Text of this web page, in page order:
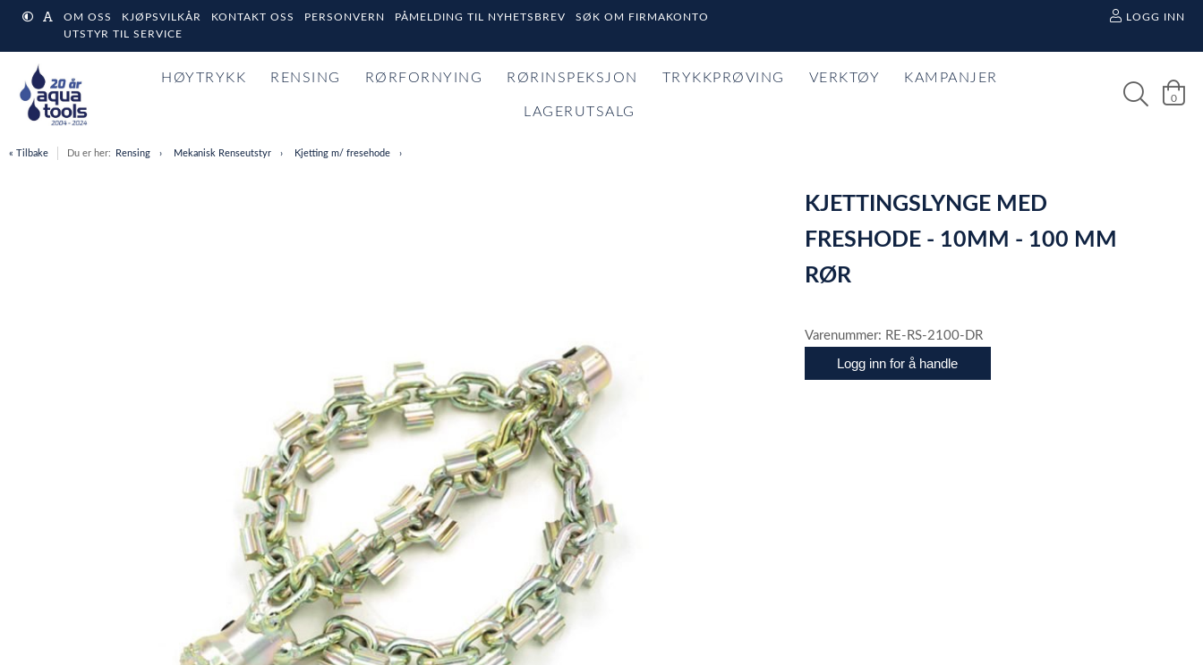
OM OSS KJØPSVILKÅR KONTAKT OSS PERSONVERN PÅMELDING TIL NYHETSBREV
SØK OM FIRMAKONTO
UTSTYR TIL SERVICE
LOGG INN
HØYTRYKK RENSING RØRFORNYING RØRINSPEKSJON TRYKKPRØVING VERKTØY KAMPANJER
LAGERUTSALG
0
« Tilbake Du er her: Rensing Mekanisk Renseutstyr Kjetting m/ fresehode
KJETTINGSLYNGE MED
FRESHODE - 10MM - 100 MM
RØR
Varenummer: RE-RS-2100-DR
Logg inn for å handle